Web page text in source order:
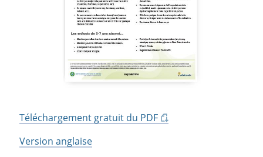
Téléchargement gratuit du PDF
Version anglaise